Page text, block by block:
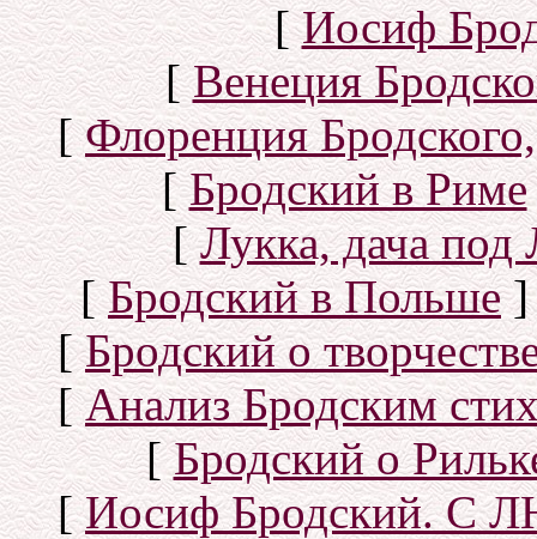
[Иосиф
[Венеция
[Флоренция
[Бродский в Риме
[Лукка, дача под
[Бродский в Польше]
[Бродский о
[Анализ Бродским
[Бродский о
[Иосиф Бродский. С